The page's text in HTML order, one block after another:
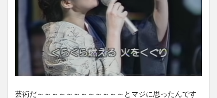
芸術だ～～～～～～～～～～～～とマジに思ったんです